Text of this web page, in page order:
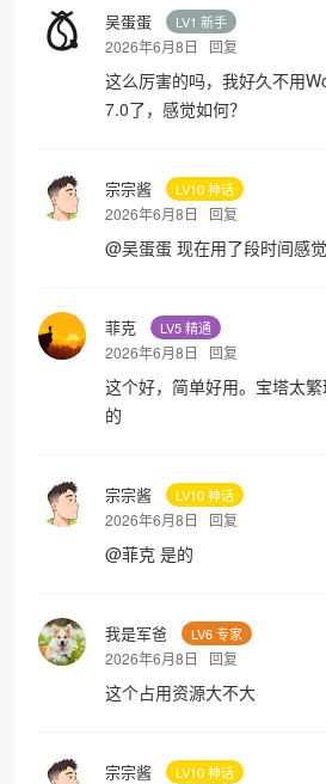
吴蛋蛋 LV1 新手
2026年6月8日 回复
这么厉害的吗，我好久不用
7.0了，感觉如何？
宗宗酱 LV10 神话
2026年6月8日 回复
@吴蛋蛋 现在用了段时间感
菲克 LV5 精通
2026年6月8日 回复
这个好，简单好用。宝塔太
的
宗宗酱 LV10 神话
2026年6月8日 回复
@菲克 是的
我是军爸 LV6 专家
2026年6月8日 回复
这个占用资源大不大
宗宗酱 LV10 神话